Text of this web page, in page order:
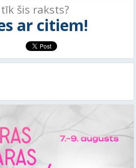
šis raksts?
ar citiem!